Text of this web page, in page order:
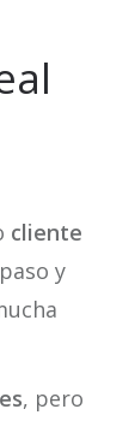
cliente
y
, pero